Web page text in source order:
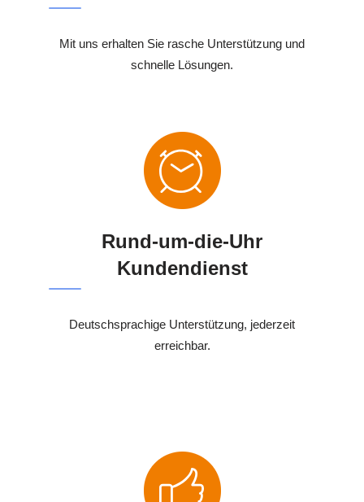
Mit uns erhalten Sie rasche Unterstützung und
schnelle Lösungen.
Rund-um-die-Uhr
Kundendienst
Deutschsprachige Unterstützung, jederzeit
erreichbar.